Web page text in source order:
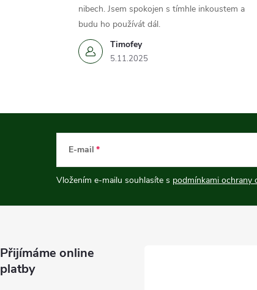
Timofey
5.11.2025
nibech. Jsem spokojen s tímhle inkoustem a
budu ho používát dál.
E-mail
Vložením e-mailu souhlasíte s podmínkami ochrany
Přijímáme online
platby